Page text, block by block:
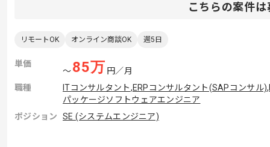
こちらの案件
リモートOK オンライン商談OK 週5日
単価
〜85万 円／月
職種
ITコンサルタント,ERPコンサルタント(SAPコンサル),
パッケージソフトウェアエンジニア
ポジション
SE (システムエンジニア)